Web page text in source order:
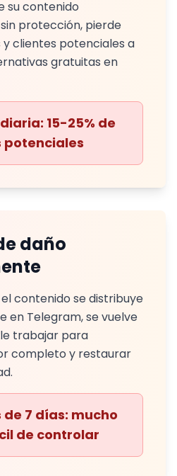
su contenido
protección, pierde
clientes potenciales a
gratuitas en
15-25% de
potenciales
daño
el contenido se distribuye
en Telegram, se vuelve
trabajar para
completo y restaurar
de 7 días: mucho
de controlar